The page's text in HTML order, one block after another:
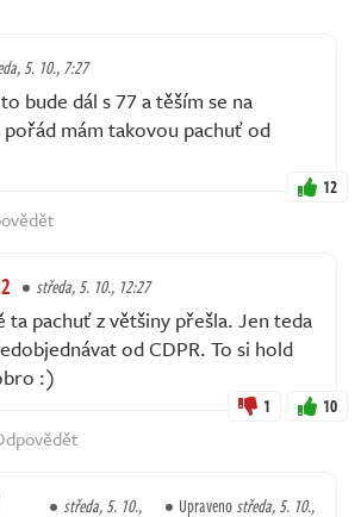
5. 10., 7:27
bude dál s 77 a těším se na
mám takovou pachuť od
12
středa, 5. 10., 12:27
ta pachuť z většiny přešla. Jen teda
od CDPR. To si hold
:)
1 10
středa, 5. 10., Upravenostředa, 5. 10.,